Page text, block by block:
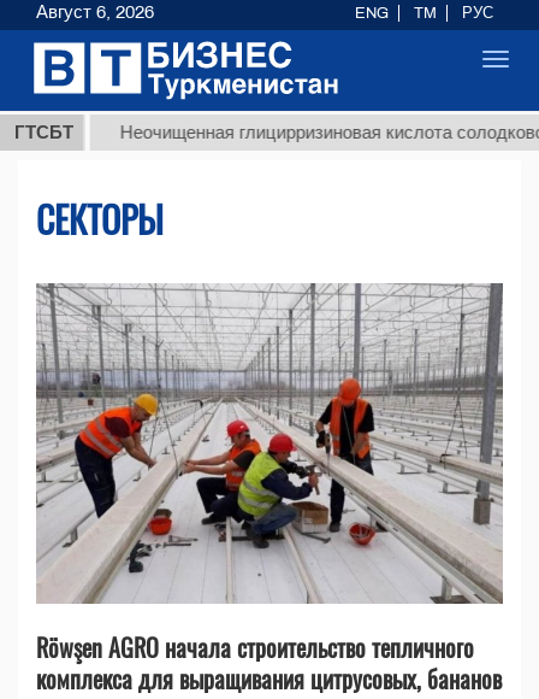
ГТСБТ
Неочищенная глицирризиновая кислота солодкового корня
СЕКТОРЫ
Röwşen AGRO начала строительство тепличного
комплекса для выращивания цитрусовых, бананов
Август 6, 2026 ENG TM РУС